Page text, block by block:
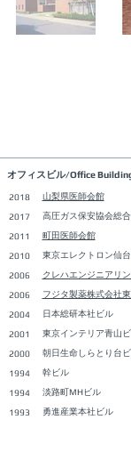
オフィスビル/Office
2018 山梨県医師会館
2017 高圧ガス保安協会総
2011 町田医師会館
2010 東京エレクトロン仙
2006 クレハエンジニアリ
2006 フジタ製薬株式会社
2004 日本総研本社ビル
2001 東京インテリア青山
2000 朝日生命しらとり台
1994 幹ビル
1994 淡路町MHビル
1993 勇進産業本社ビル